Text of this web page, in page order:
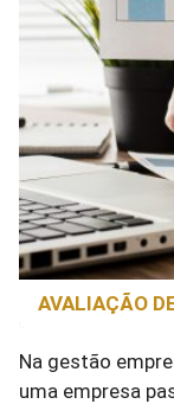
AVALIAÇÃO
Na gestão
uma empresa